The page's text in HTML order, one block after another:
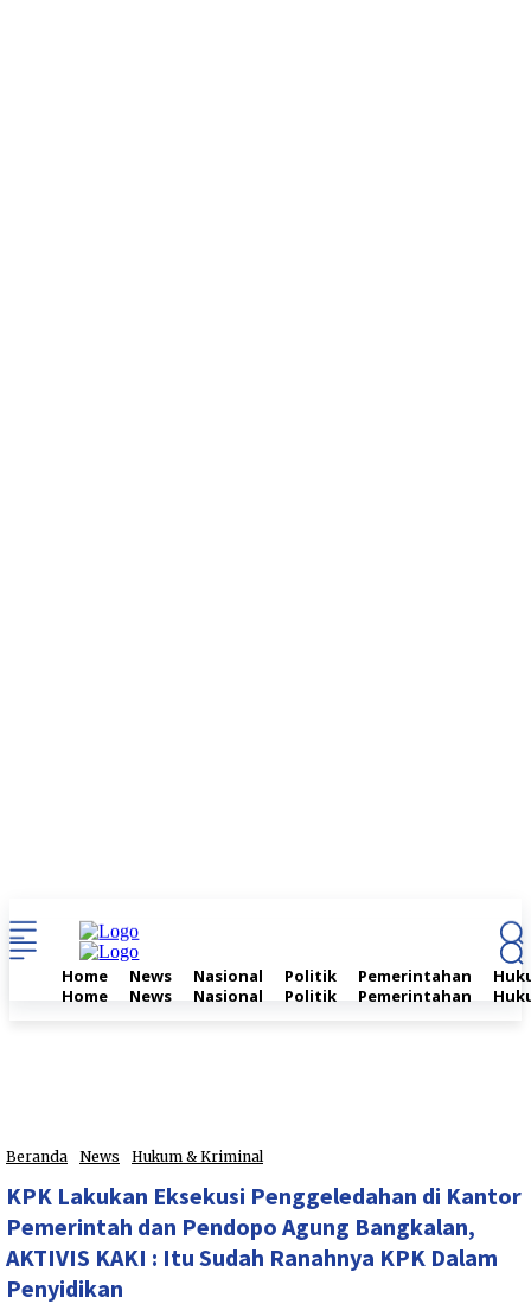
Home News Nasional Politik Pemerintahan
Home News Nasional Politik Pemerintahan
Beranda News Hukum & Kriminal
KPK Lakukan Eksekusi Penggeledahan di Kantor
Pemerintah dan Pendopo Agung Bangkalan,
AKTIVIS KAKI : Itu Sudah Ranahnya KPK Dalam
Penyidikan